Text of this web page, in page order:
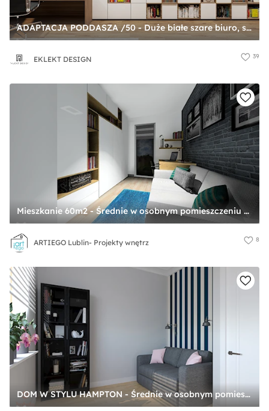
ADAPTACJA PODDASZA /50 - Duże białe szare biuro, styl nowoczesny - zdjęcie od EKLEKT DESIGN
EKLEKT DESIGN 39
Mieszkanie 60m2 - Średnie w osobnym pomieszczeniu z sofą białe czarne biuro, styl nowoczesny - zdjęcie od ARTIEGO Lublin- Projekty wnętrz
ARTIEGO Lublin- Projekty wnętrz 8
DOM W STYLU HAMPTON - Średnie w osobnym pomieszczeniu z sofą białe niebieskie biuro, styl nowoczesny - zdjęcie od Izabela Widomska Wnętrza